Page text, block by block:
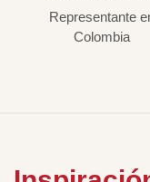
Representante
Colombia